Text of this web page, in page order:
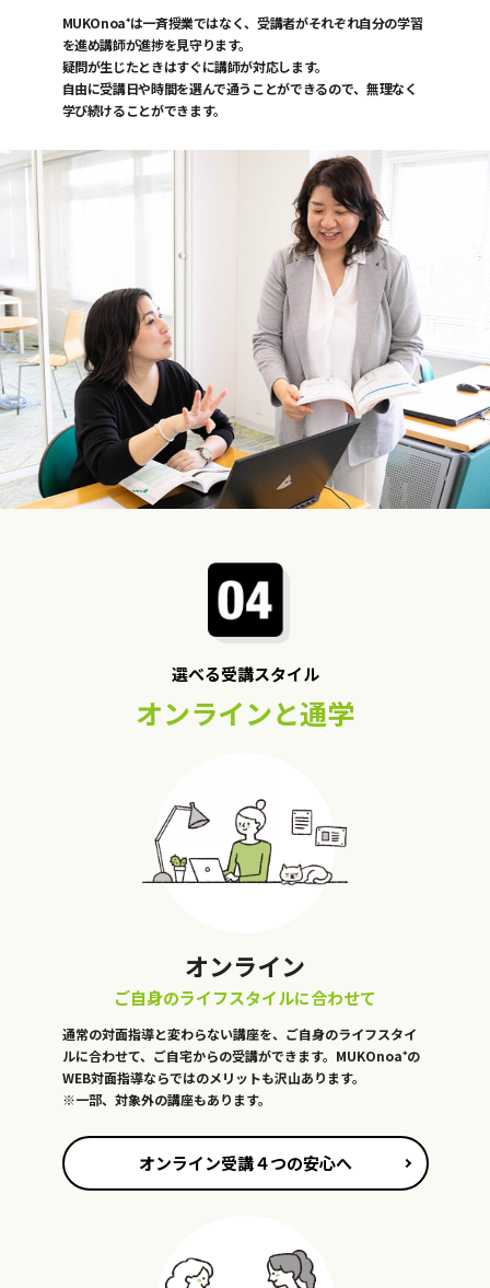
MUKOnoa⁺は一斉授業ではなく、受講者がそれぞれ自分の学習
を進め講師が進捗を見守ります。
疑問が生じたときはすぐに講師が対応します。
自由に受講日や時間を選んで通うことができるので、無理なく
学び続けることができます。
選べる受講スタイル
オンラインと通学
オンライン
ご自身のライフスタイルに合わせて
通常の対面指導と変わらない講座を、ご自身のライフスタイ
ルに合わせて、ご自宅からの受講ができます。MUKOnoa⁺の
WEB対面指導ならではのメリットも沢山あります。
※一部、対象外の講座もあります。
オンライン受講４つの安心へ